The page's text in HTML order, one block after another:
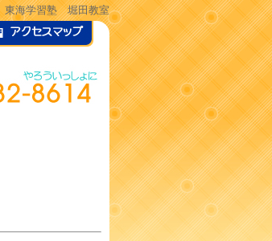
東海学習塾 堀田教室